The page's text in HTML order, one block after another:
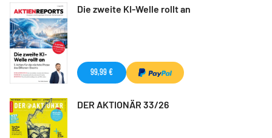
Die zweite KI-Welle rollt an
99,99 €
DER AKTIONÄR 33/26